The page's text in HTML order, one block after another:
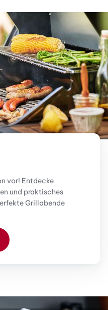
vor! Entdecke
und praktisches
Grillabende